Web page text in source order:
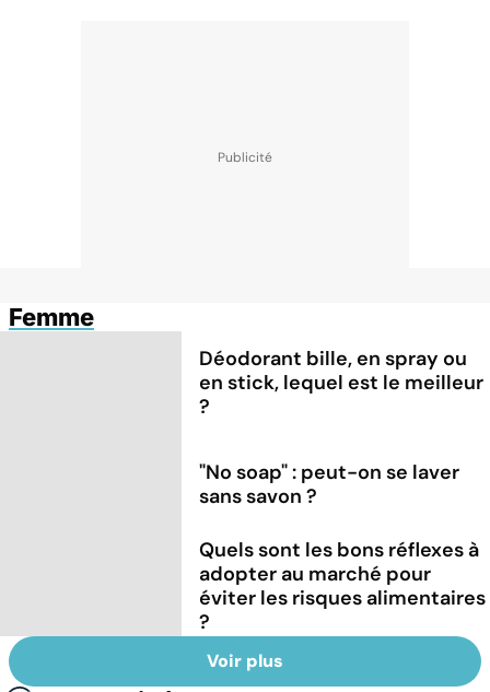
Femme
Déodorant bille, en spray ou
en stick, lequel est le meilleur
?
"No soap" : peut-on se laver
sans savon ?
Quels sont les bons réflexes à
adopter au marché pour
éviter les risques alimentaires
?
Voir plus